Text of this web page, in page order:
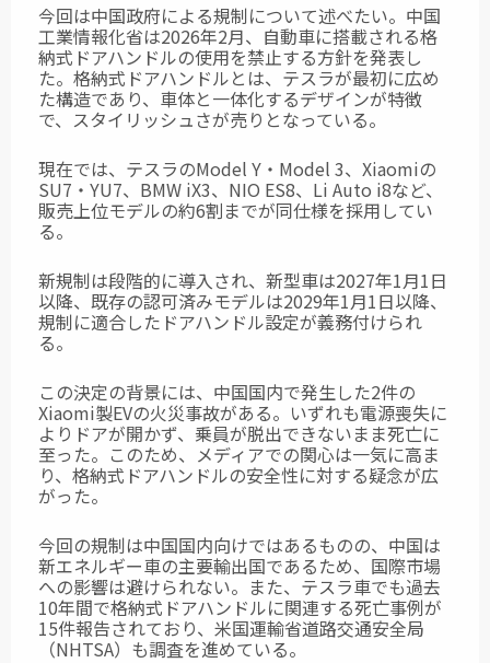
今回は中国政府による規制について述べたい。中国
工業情報化省は2026年2月、自動車に搭載される格
納式ドアハンドルの使用を禁止する方針を発表し
た。格納式ドアハンドルとは、テスラが最初に広め
た構造であり、車体と一体化するデザインが特徴
で、スタイリッシュさが売りとなっている。
現在では、テスラのModel Y・Model 3、Xiaomiの
SU7・YU7、BMW iX3、NIO ES8、Li Auto i8など、
販売上位モデルの約6割までが同仕様を採用してい
る。
新規制は段階的に導入され、新型車は2027年1月1日
以降、既存の認可済みモデルは2029年1月1日以降、
規制に適合したドアハンドル設定が義務付けられ
る。
この決定の背景には、中国国内で発生した2件の
Xiaomi製EVの火災事故がある。いずれも電源喪失に
よりドアが開かず、乗員が脱出できないまま死亡に
至った。このため、メディアでの関心は一気に高ま
り、格納式ドアハンドルの安全性に対する疑念が広
がった。
今回の規制は中国国内向けではあるものの、中国は
新エネルギー車の主要輸出国であるため、国際市場
への影響は避けられない。また、テスラ車でも過去
10年間で格納式ドアハンドルに関連する死亡事例が
15件報告されており、米国運輸省道路交通安全局
（NHTSA）も調査を進めている。